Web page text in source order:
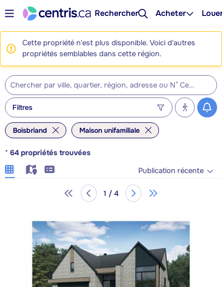
Rechercher Acheter
Cette propriété n'est plus disponible. Voici d'autres
propriétés semblables dans cette région.
Filtres
Boisbriand Maison unifamiliale
* 64 propriétés trouvées
Publication récente
1 / 4